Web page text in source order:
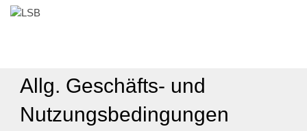
Allg. Geschäfts- und
Nutzungsbedingungen